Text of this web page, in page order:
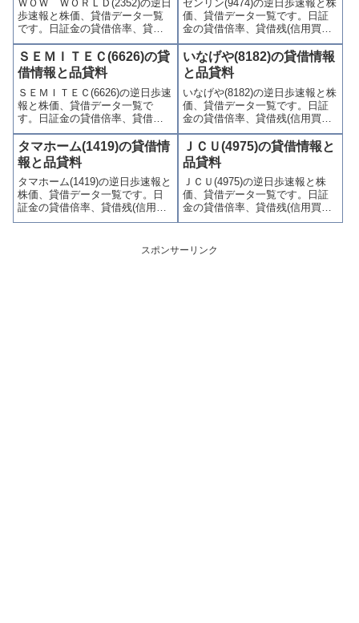
やすくまとめて掲載していま
す。
やすくまとめて掲載していま
す。
ＷＯＷ ＷＯＲＬＤ(2352)の逆日
歩速報と株価、貸借データ一覧
です。日証金の貸借倍率、貸借
残(信用買残、信用売残)、品貸料
(逆日歩)、東証の週末残高、規制
(注意喚起・申込停止)など、空売
り関連情報を集計し、図解でわ
かりやすくまとめて掲載してい
ます。
ゼンリン(9474)の逆日歩速報と株
価、貸借データ一覧です。日証
金の貸借倍率、貸借残(信用買
残、信用売残)、品貸料(逆日
歩)、東証の週末残高、規制(注意
喚起・申込停止)など、空売り関
連情報を集計し、図解でわかり
やすくまとめて掲載していま
す。
ＳＥＭＩＴＥＣ(6626)の貸
借情報と品貸料
ＳＥＭＩＴＥＣ(6626)の逆日歩速
報と株価、貸借データ一覧で
す。日証金の貸借倍率、貸借残
(信用買残、信用売残)、品貸料
(逆日歩)、東証の週末残高、規制
(注意喚起・申込停止)など、空売
り関連情報を集計し、図解でわ
かりやすくまとめて掲載してい
ます。
いなげや(8182)の貸借情報
と品貸料
いなげや(8182)の逆日歩速報と株
価、貸借データ一覧です。日証
金の貸借倍率、貸借残(信用買
残、信用売残)、品貸料(逆日
歩)、東証の週末残高、規制(注意
喚起・申込停止)など、空売り関
連情報を集計し、図解でわかり
やすくまとめて掲載していま
す。
タマホーム(1419)の貸借情
報と品貸料
タマホーム(1419)の逆日歩速報と
株価、貸借データ一覧です。日
証金の貸借倍率、貸借残(信用買
残、信用売残)、品貸料(逆日
喚起・申込停止)など、空売り関
連情報を集計し、図解でわかり
ＪＣＵ(4975)の貸借情報と
品貸料
ＪＣＵ(4975)の逆日歩速報と株
価、貸借データ一覧です。日証
金の貸借倍率、貸借残(信用買
残、信用売残)、品貸料(逆日
喚起・申込停止)など、空売り関
連情報を集計し、図解でわかり
スポンサーリンク